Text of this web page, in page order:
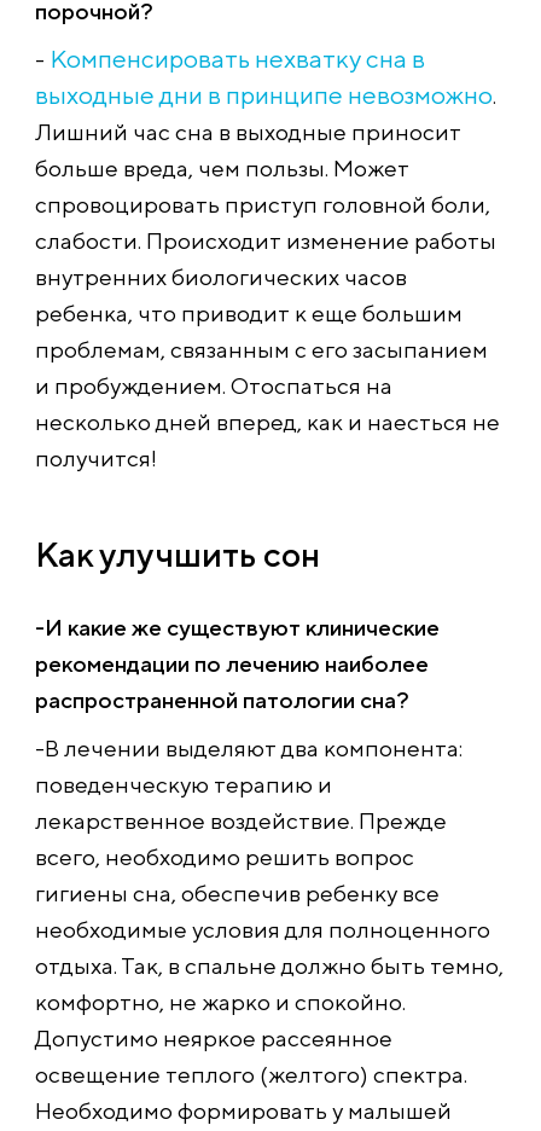
порочной?
- Компенсировать нехватку сна в
выходные дни в принципе невозможно.
Лишний час сна в выходные приносит
больше вреда, чем пользы. Может
спровоцировать приступ головной боли,
слабости. Происходит изменение работы
внутренних биологических часов
ребенка, что приводит к еще большим
проблемам, связанным с его засыпанием
и пробуждением. Отоспаться на
несколько дней вперед, как и наесться не
получится!
Как улучшить сон
-И какие же существуют клинические
рекомендации по лечению наиболее
распространенной патологии сна?
-В лечении выделяют два компонента:
поведенческую терапию и
лекарственное воздействие. Прежде
всего, необходимо решить вопрос
гигиены сна, обеспечив ребенку все
необходимые условия для полноценного
отдыха. Так, в спальне должно быть темно,
комфортно, не жарко и спокойно.
Допустимо неяркое рассеянное
освещение теплого (желтого) спектра.
Необходимо формировать у малышей